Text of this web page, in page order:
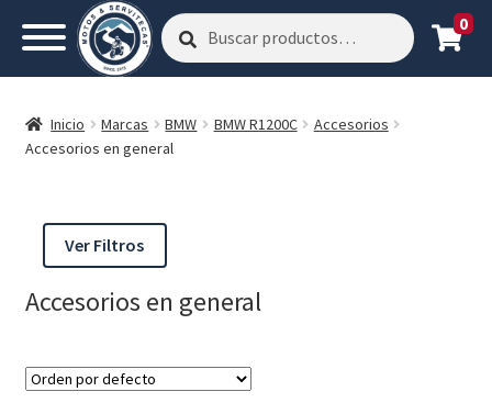
Buscar
por:
Buscar 0
Inicio Marcas BMW BMW R1200C
Accesorios
Accesorios en general
Ver Filtros
Accesorios en general